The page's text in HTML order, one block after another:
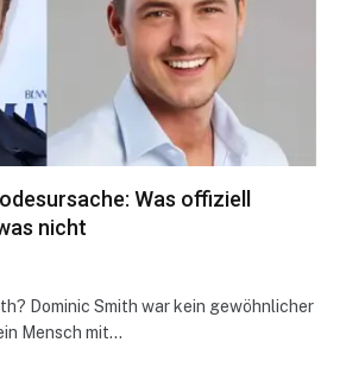
Was offiziell
nicht
Dominic Smith war kein gewöhnlicher
Mensch mit…